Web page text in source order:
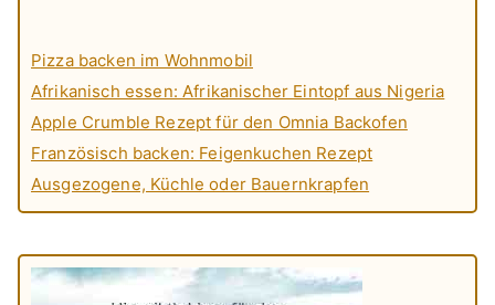
Pizza backen im Wohnmobil
Afrikanisch essen: Afrikanischer Eintopf aus Nigeria
Apple Crumble Rezept für den Omnia Backofen
Französisch backen: Feigenkuchen Rezept
Ausgezogene, Küchle oder Bauernkrapfen